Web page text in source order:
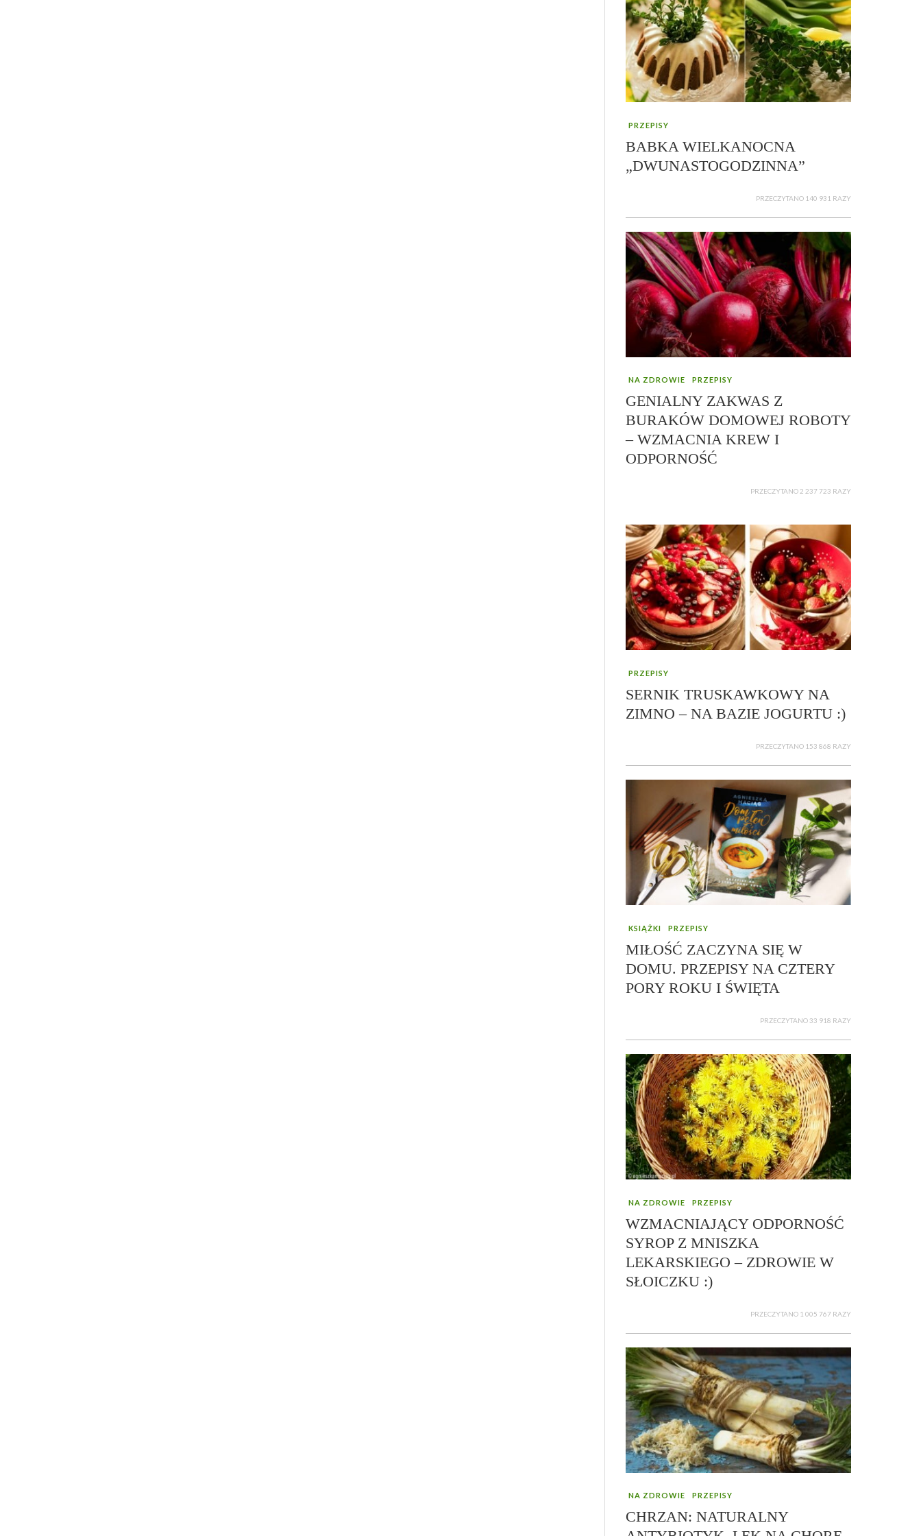
PRZEPISY
BABKA WIELKANOCNA
„DWUNASTOGODZINNA”
PRZECZYTANO 140 931 RAZY
NA ZDROWIE PRZEPISY
GENIALNY ZAKWAS Z
BURAKÓW DOMOWEJ ROBOTY
– WZMACNIA KREW I
ODPORNOŚĆ
PRZECZYTANO 2 237 723 RAZY
PRZEPISY
SERNIK TRUSKAWKOWY NA
ZIMNO – NA BAZIE JOGURTU :)
PRZECZYTANO 153 868 RAZY
KSIĄŻKI PRZEPISY
MIŁOŚĆ ZACZYNA SIĘ W
DOMU. PRZEPISY NA CZTERY
PORY ROKU I ŚWIĘTA
PRZECZYTANO 33 918 RAZY
NA ZDROWIE PRZEPISY
WZMACNIAJĄCY ODPORNOŚĆ
SYROP Z MNISZKA
LEKARSKIEGO – ZDROWIE W
SŁOICZKU :)
PRZECZYTANO 1 005 767 RAZY
NA ZDROWIE PRZEPISY
CHRZAN: NATURALNY